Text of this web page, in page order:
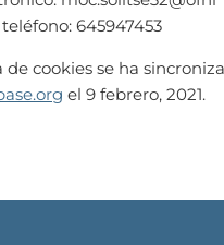
645947453
de cookies se ha
el 9 febrero, 2021.